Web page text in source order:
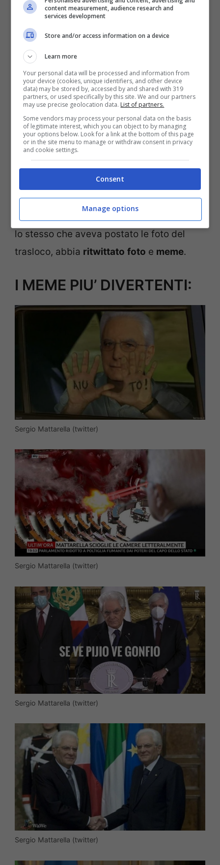
davanti a un cantiere che medita e sigode
la pensione , oppure quella dove lo stesso
Mattarella si allarma e si preoccupa de
fatto di poter perdere la caparra
dell’appartamento appenaaffittato nella
capitale. Insomma di tutto e di più. E pare
che lo stesso presidente, dai suoi
collaboratori, ma anche e soprattutto dai
figli e nipoti, sia stato avvisato di quello
che accadeva in rete e si sia molto
divertito su alcuni che lo ritraevano in foto
e con commenti specifici. Non è un mistero
che il suo collaboratore più fidato,
,
lo stesso che aveva postato le foto del
trasloco, abbia ritwittato foto e meme.
I MEME PIU’ DIVERTENTI:
Sergio Mattarella (twitter)
Sergio Mattarella (twitter)
Sergio Mattarella (twitter)
Sergio Mattarella (twitter)
content measurement, audience research and
services development
Store and/or access information on a device
Learn more
Your personal data will be processed and information from
your device (cookies, unique identifiers, and other device
data) may be stored by, accessed by and shared with 319
partners, or used specifically by this site. We and our partners
may use precise geolocation data. List of partners.
Some vendors may process your personal data on the basis
of legitimate interest, which you can object to by managing
your options below. Look for a link at the bottom of this page
or in the site menu to manage or withdraw consent in privacy
and cookie settings.
Consent
Manage options